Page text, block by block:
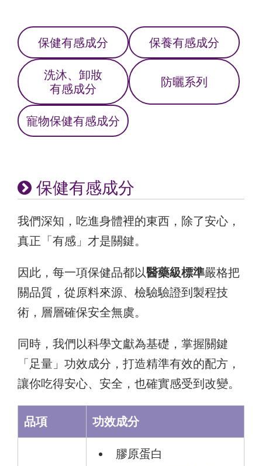
保健有感成分 保養有感成分
洗沐、卸妝
有感成分
防曬系列
寵物保健有感成分
保健有感成分
我們深知，吃進身體裡的東西，除了安心，
真正「有感」才是關鍵。
因此，每一項保健品都以醫藥級標準嚴格把
關品質，從原料來源、檢驗驗證到製程技
術，層層確保安全無虞。
同時，我們以科學文獻為基礎，掌握關鍵
「足量」功效成分，打造精準有效的配方，
讓你吃得安心、安全，也確實感受到改變。
品項 功效成分
膠原蛋白